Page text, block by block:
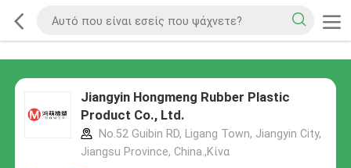
Jiangyin Hongmeng Rubber Plastic
Product Co., Ltd.
No.52 Guibin RD, Ligang Town, Jiangyin City,
Jiangsu Province, China.,Κίνα